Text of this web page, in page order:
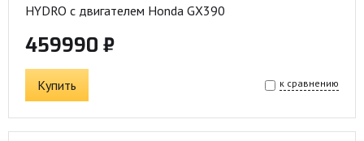
HYDRO с двигателем Honda GX390
459990 ₽
Купить к сравнению